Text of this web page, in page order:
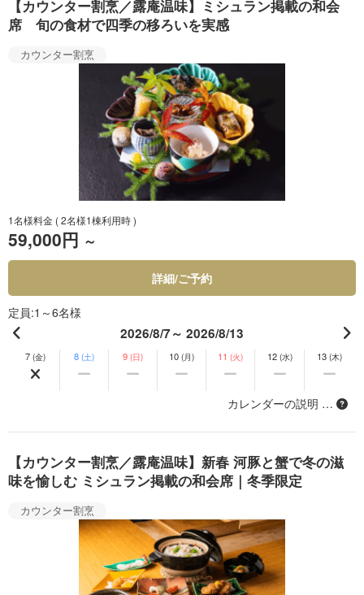
【カウンター割烹／露庵温味】ミシュラン掲載の和会
席 旬の食材で四季の移ろいを実感
カウンター割烹
1名様料金 ( 2名様1棟利用時 )
59,000円 ～
詳細/ご予約
定員 1～6名様
2026/8/7～ 2026/8/13
7 (金) 8 (土) 9 (日) 10 (月) 11 (火) 12 (水) 13 (木)
カレンダーの説明 …
【カウンター割烹／露庵温味】新春 河豚と蟹で冬の滋
味を愉しむ ミシュラン掲載の和会席｜冬季限定
カウンター割烹